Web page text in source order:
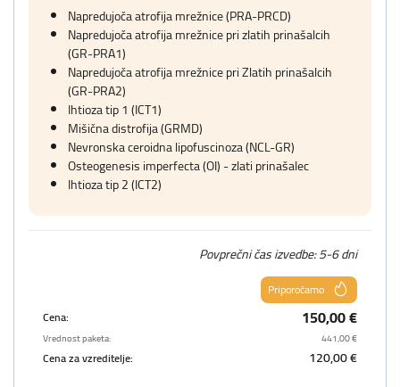
Napredujoča atrofija mrežnice (PRA-PRCD)
Napredujoča atrofija mrežnice pri zlatih prinašalcih
(GR-PRA1)
Napredujoča atrofija mrežnice pri Zlatih prinašalcih
(GR-PRA2)
Ihtioza tip 1 (ICT1)
Mišična distrofija (GRMD)
Nevronska ceroidna lipofuscinoza (NCL-GR)
Osteogenesis imperfecta (OI) - zlati prinašalec
Ihtioza tip 2 (ICT2)
Povprečni čas izvedbe: 5-6 dni
Priporočamo
Cena:
150,00 €
Vrednost paketa: 441,00 €
Cena za vzreditelje: 120,00 €